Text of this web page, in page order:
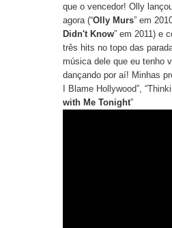
que o vencedor! Olly
agora (“Olly Murs” em
Didn't Know” em 2011) e
três hits no topo das
música dele que eu tenho
dançando por aí! Minhas
I Blame Hollywood”, “
with Me Tonight”